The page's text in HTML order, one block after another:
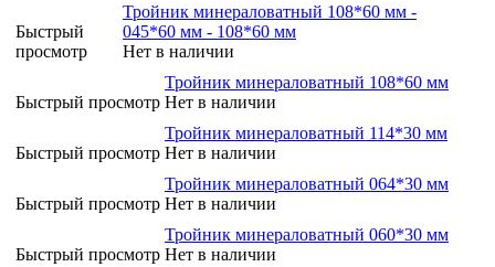
Быстрый
просмотр
Тройник минераловатный 108*60 мм -
045*60 мм - 108*60 мм
Нет в наличии
Быстрый просмотр
Тройник минераловатный 108*60 мм
Нет в наличии
Быстрый просмотр
Тройник минераловатный 114*30 мм
Нет в наличии
Быстрый просмотр
Тройник минераловатный 064*30 мм
Нет в наличии
Быстрый просмотр
Тройник минераловатный 060*30 мм
Нет в наличии